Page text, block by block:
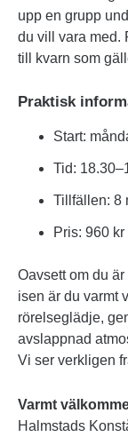
upp en grupp
du vill vara med.
till kvarn som
Praktisk
Start:
Tid:
Tillfällen: 8
Pris: 960 kr
Oavsett om du
isen är du varmt
rörelseglädje,
avslappnad
Vi ser verkligen
Varmt
Halmstads